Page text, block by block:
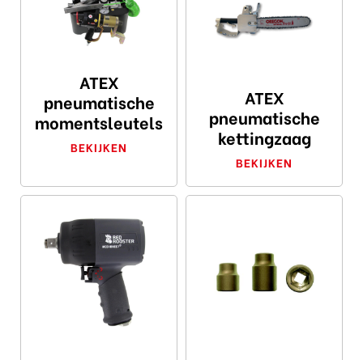
ATEX
pneumatische
momentsleutels
BEKIJKEN
ATEX
pneumatische
kettingzaag
BEKIJKEN